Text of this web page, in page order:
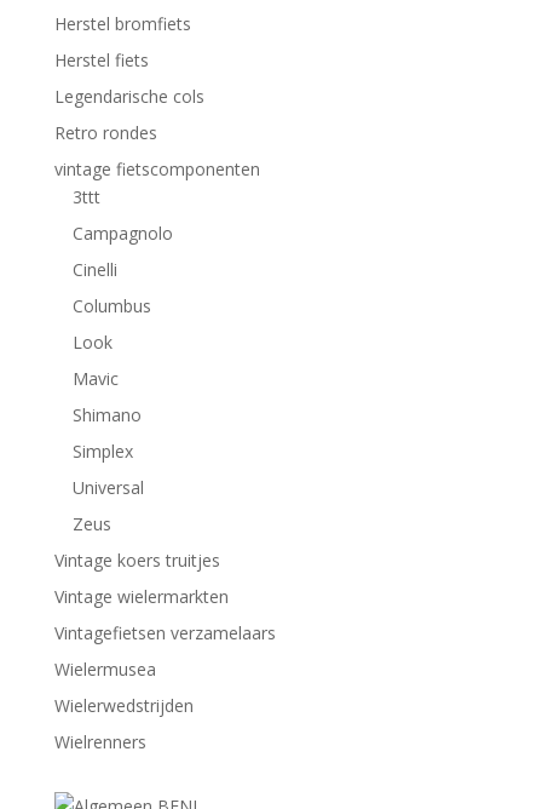
Herstel bromfiets
Herstel fiets
Legendarische cols
Retro rondes
vintage fietscomponenten
3ttt
Campagnolo
Cinelli
Columbus
Look
Mavic
Shimano
Simplex
Universal
Zeus
Vintage koers truitjes
Vintage wielermarkten
Vintagefietsen verzamelaars
Wielermusea
Wielerwedstrijden
Wielrenners